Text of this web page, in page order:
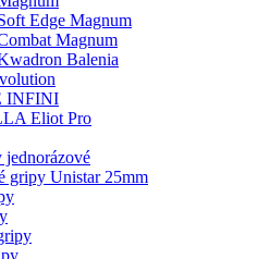
Edge Magnum
Magnum
Balenia
INFINI
Eliot Pro
jednorázové
gripy Unistar 25mm